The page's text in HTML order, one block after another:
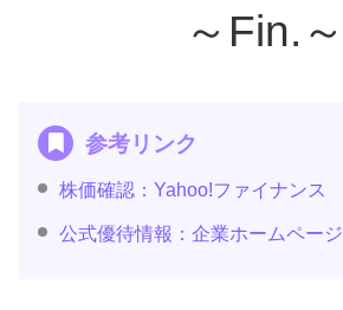
～Fin.～
参考リンク
株価確認：Yahoo!ファイナンス
公式優待情報：企業ホームページ